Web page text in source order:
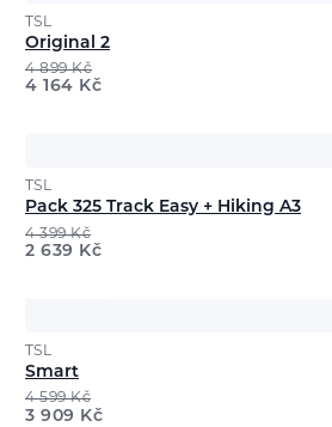
TSL
Original 2
4 899Kč
4 164 Kč
TSL
Pack 325 Track Easy + Hiking A3
4 399Kč
2 639 Kč
TSL
Smart
4 599Kč
3 909 Kč